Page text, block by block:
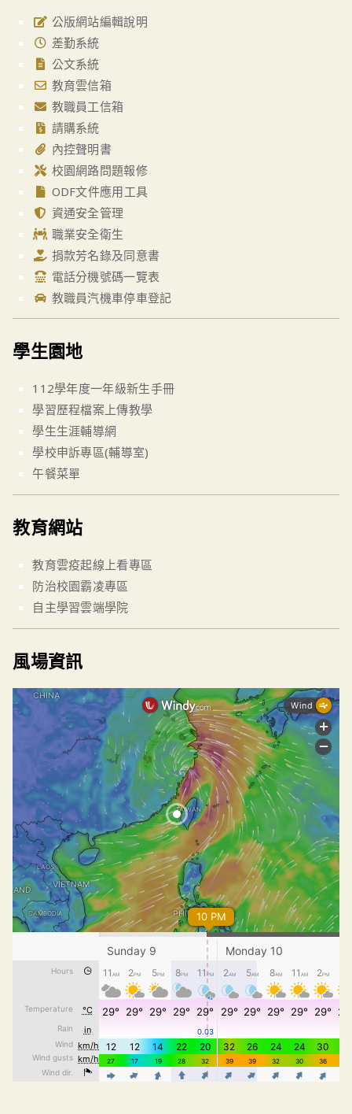
公版網站編輯說明
差勤系統
公文系統
教育雲信箱
教職員工信箱
請購系統
內控聲明書
校園網路問題報修
ODF文件應用工具
資通安全管理
職業安全衛生
捐款芳名錄及同意書
電話分機號碼一覽表
教職員汽機車停車登記
學生園地
112學年度一年級新生手冊
學習歷程檔案上傳教學
學生生涯輔導網
學校申訴專區(輔導室)
午餐菜單
教育網站
教育雲疫起線上看專區
防治校園霸凌專區
自主學習雲端學院
風場資訊